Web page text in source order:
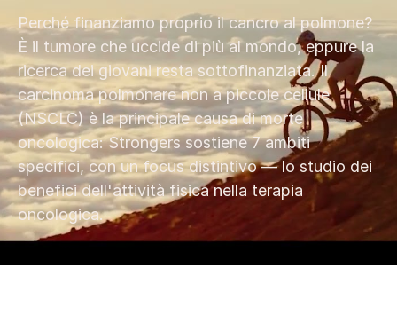
Perché finanziamo proprio il cancro al polmone?
È il tumore che uccide di più al mondo, eppure la
ricerca dei giovani resta sottofinanziata. Il
carcinoma polmonare non a piccole cellule
(NSCLC) è la principale causa di morte
oncologica: Strongers sostiene 7 ambiti
specifici, con un focus distintivo — lo studio dei
benefici dell'attività fisica nella terapia
oncologica.